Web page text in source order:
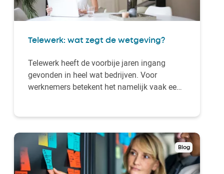
Telewerk: wat zegt de wetgeving?
Telewerk heeft de voorbije jaren ingang
gevonden in heel wat bedrijven. Voor
werknemers betekent het namelijk vaak een
het dan weer een extra troef om talenten
mee aan te trekk…
Blog